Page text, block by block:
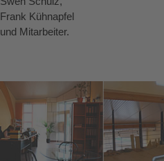
Frank Kühnapfel
und Mitarbeiter.